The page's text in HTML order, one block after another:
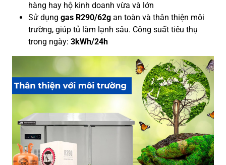
hàng hay hộ kinh doanh vừa và lớn
Sử dụng gas R290/62g an toàn và thân thiện môi
trường, giúp tủ làm lạnh sâu. Công suất tiêu thụ
trong ngày: 3kWh/24h